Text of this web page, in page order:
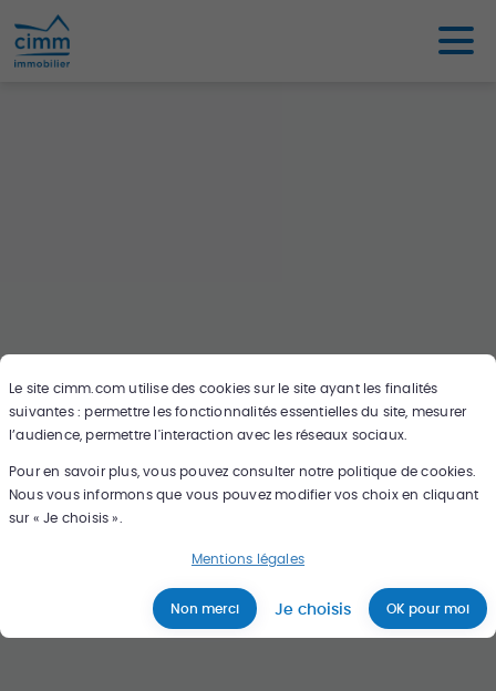
Le site cimm.comutilise des cookies sur le site ayant les finalités
suivantes : permettre les fonctionnalités essentielles du site, mesurer
l’audience, permettre l'interaction avec les réseaux sociaux.
Pour en savoir plus, vous pouvez consulter notre politique de cookies.
Nous vous informons que vous pouvez modifier vos choix en cliquant
sur « Je choisis ».
Mentions légales
Non merci Je choisis OK pour moi
Oups ce bien n'existe pas ou plus,
cherchez en un autre sur notre carte !